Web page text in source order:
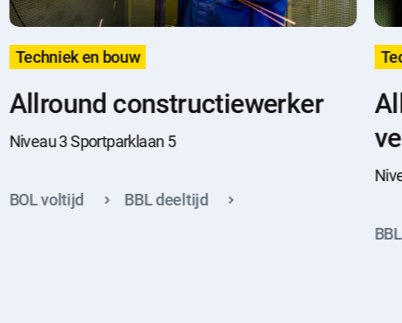
Allround constructiewerker
Niveau 3 Sportparklaan 5
Techniek en bouw
BOL voltijd BBL deeltijd